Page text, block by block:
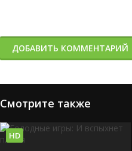
ДОБАВИТЬ КОММЕНТАРИЙ
Смотрите также
HD